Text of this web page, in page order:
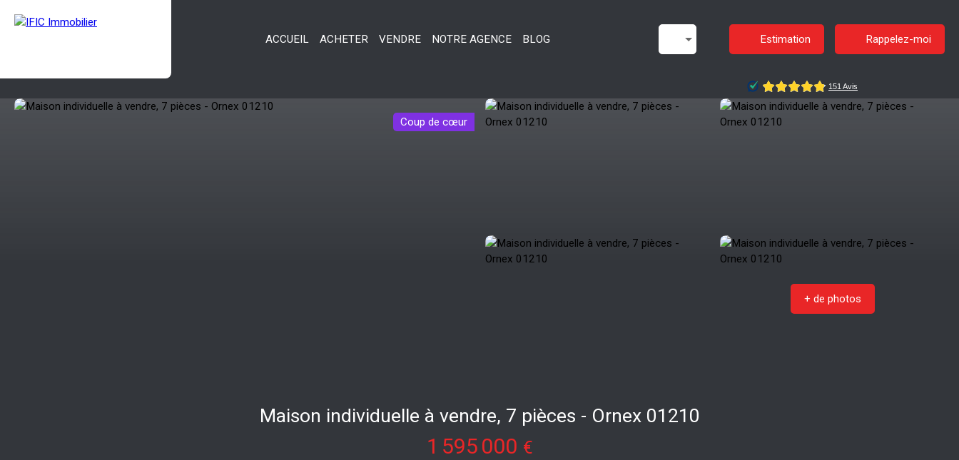
ACCUEIL ACHETER VENDRE NOTRE AGENCE BLOG Estimation Rappelez-moi
Coup de cœur
+ de photos
Maison individuelle à vendre, 7 pièces - Ornex 01210
1 595 000 €